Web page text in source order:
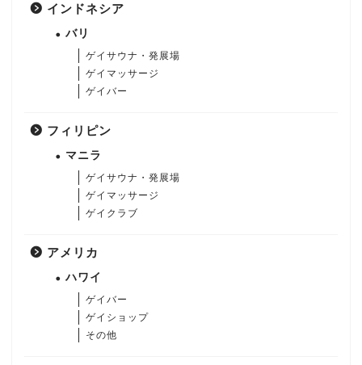
インドネシア
バリ
ゲイサウナ・発展場
ゲイマッサージ
ゲイバー
フィリピン
マニラ
ゲイサウナ・発展場
ゲイマッサージ
ゲイクラブ
アメリカ
ハワイ
ゲイバー
ゲイショップ
その他